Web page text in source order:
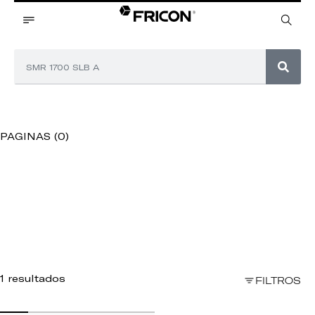
PAGINAS (0)
1 resultados FILTROS